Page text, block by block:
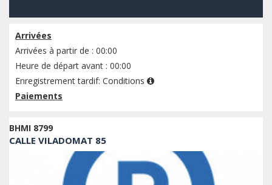
Arrivées
Arrivées à partir de : 00:00
Heure de départ avant : 00:00
Enregistrement tardif: Conditions
Paiements
BHMI 8799
CALLE VILADOMAT 85